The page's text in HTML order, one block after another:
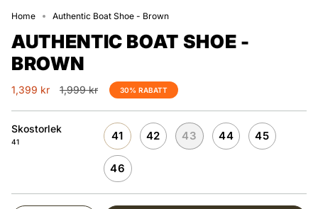
Home Authentic Boat Shoe - Brown
AUTHENTIC BOAT SHOE -
BROWN
1,399 kr
Ordinarie
1,999 kr 30% RABATT
Skostorlek
41 41 42 43 44 45
46